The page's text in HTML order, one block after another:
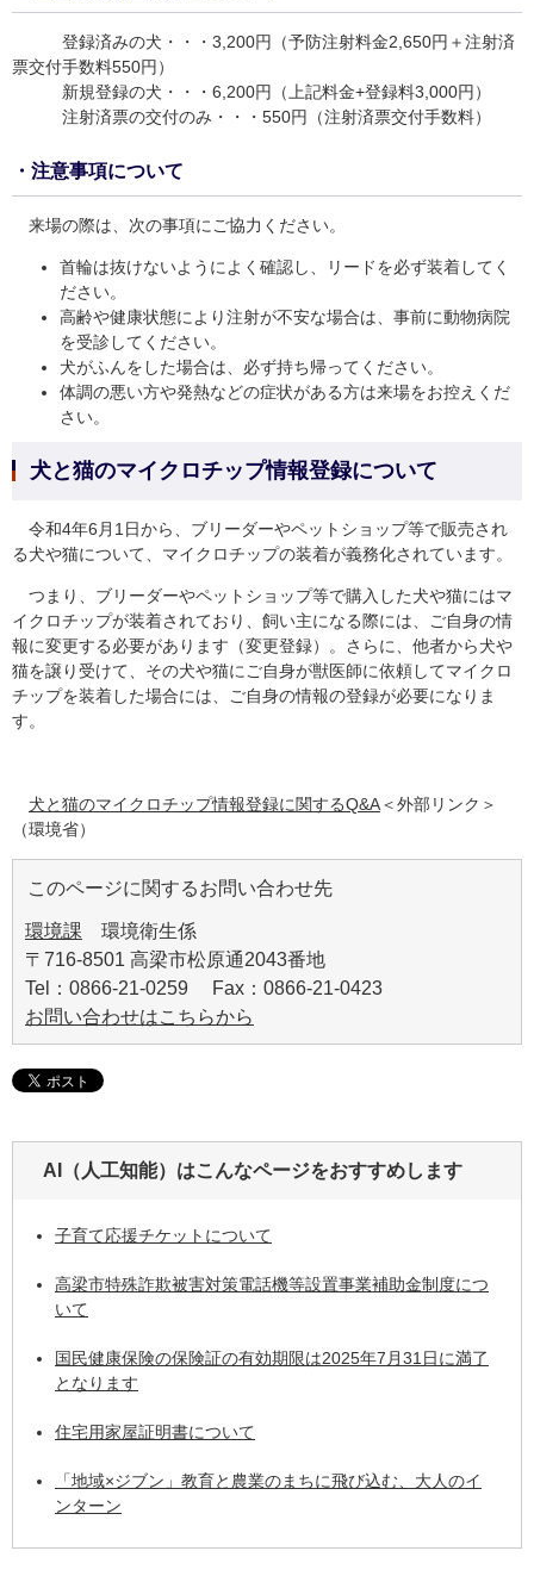
登録済みの犬・・・3,200円（予防注射料金2,650円＋注射済
票交付手数料550円）
新規登録の犬・・・6,200円（上記料金+登録料3,000円）
注射済票の交付のみ・・・550円（注射済票交付手数料）
・注意事項について
来場の際は、次の事項にご協力ください。
首輪は抜けないようによく確認し、リードを必ず装着してく
ださい。
高齢や健康状態により注射が不安な場合は、事前に動物病院
を受診してください。
犬がふんをした場合は、必ず持ち帰ってください。
体調の悪い方や発熱などの症状がある方は来場をお控えくだ
さい。
犬と猫のマイクロチップ情報登録について
令和4年6月1日から、ブリーダーやペットショップ等で販売され
る犬や猫について、マイクロチップの装着が義務化されています。
つまり、ブリーダーやペットショップ等で購入した犬や猫にはマ
イクロチップが装着されており、飼い主になる際には、ご自身の情
報に変更する必要があります（変更登録）。さらに、他者から犬や
猫を譲り受けて、その犬や猫にご自身が獣医師に依頼してマイクロ
チップを装着した場合には、ご自身の情報の登録が必要になりま
す。
犬と猫のマイクロチップ情報登録に関するQ&A＜外部リンク＞
（環境省）
このページに関するお問い合わせ先
環境課 環境衛生係
〒716-8501 高梁市松原通2043番地
Tel：0866-21-0259 Fax：0866-21-0423
お問い合わせはこちらから
AI（人工知能）はこんなページをおすすめします
子育て応援チケットについて
高梁市特殊詐欺被害対策電話機等設置事業補助金制度につ
いて
国民健康保険の保険証の有効期限は2025年7月31日に満了
となります
住宅用家屋証明書について
「地域×ジブン」教育と農業のまちに飛び込む、大人のイ
ンターン